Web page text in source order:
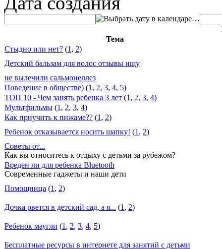
…
Тема
Стыдно или нет? (1 , 2)
Детский бальзам для волос отзывы ищу
не вылечили сальмонеллез
Поведение в обществе) (1 , 2, 3, 4, 5)
ТОП 10 - Чем занять ребенка 3 лет (1 , 2, 3, 4)
Мультфильмы (1 , 2, 3, 4)
Как приучить к пижаме?? (1 , 2)
Ребенок отказывается носить шапку! (1 , 2)
Советы от...
Как вы относитесь к отдыху с детьми за рубежом?
Вреден ли для ребенка Bluetooth
Современные гаджеты и наши дети
Помощница (1 , 2)
Дочка рвется в детский сад, а я... (1 , 2)
Ребенок маугли (1 , 2, 3, 4, 5)
Бесплатные ресурсы в интернете для занятий с детьми